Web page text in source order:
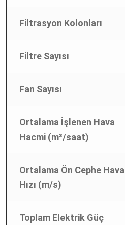
Filtrasyon Kolonları
Filtre Sayısı
Fan Sayısı
Ortalama İşlenen Hava
Hacmi (m³/saat)
Ortalama Ön Cephe Hava
Hızı (m/s)
Toplam Elektrik Güç